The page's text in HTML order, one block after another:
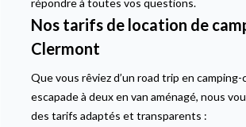
Nos tarifs de location de
Clermont
Que vous rêviez d’un road trip en camping-
escapade à deux en van aménagé, nous
des tarifs adaptés et transparents :